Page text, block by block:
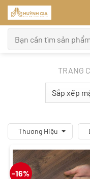
Bỏ
qua
nội
dung
kiếm:
TRANG
Thương Hiệu
-16%